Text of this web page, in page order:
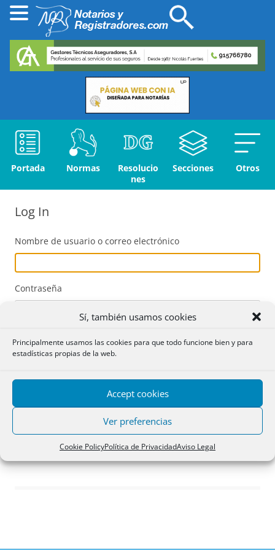
Sí, también usamos cookies
Principalmente usamos las cookies para que todo funcione bien y para
estadísticas propias de la web.
Accept cookies
Ver preferencias
Cookie PolicyPolítica de PrivacidadAviso Legal
Portada Normas
Resolucio
nes
Secciones Otros
Log In
Nombre de usuario o correo electrónico
Contraseña
Acceder
Registro
¿Has olvidado tu contraseña?